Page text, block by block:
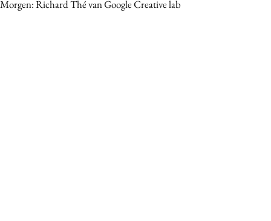
Morgen: Richard Thé van Google Creative lab